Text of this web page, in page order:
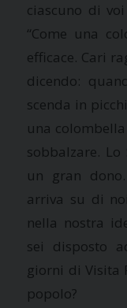
ciascuno di
“Come una
efficace. Cari
dicendo:
scenda in
una colombella
sobbalzare.
un gran
arriva su di
nella nostra
sei disposto
giorni di Visita
popolo?